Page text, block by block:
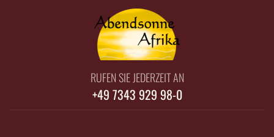
RUFEN SIE JEDERZEIT AN
+49 7343 929 98-0